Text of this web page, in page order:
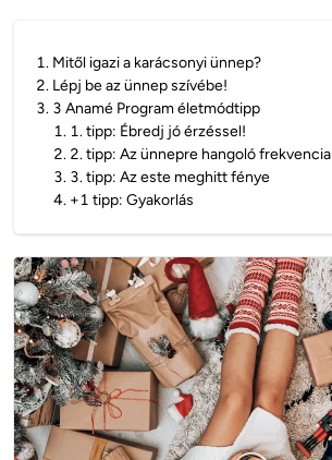
1. Mitől igazi a karácsonyi ünnep?
2. Lépj be az ünnep szívébe!
3. 3 Anamé Program életmódtipp
1. 1. tipp: Ébredj jó érzéssel!
2. 2. tipp: Az ünnepre hangoló frekvencia
3. 3. tipp: Az este meghitt fénye
4. +1 tipp: Gyakorlás